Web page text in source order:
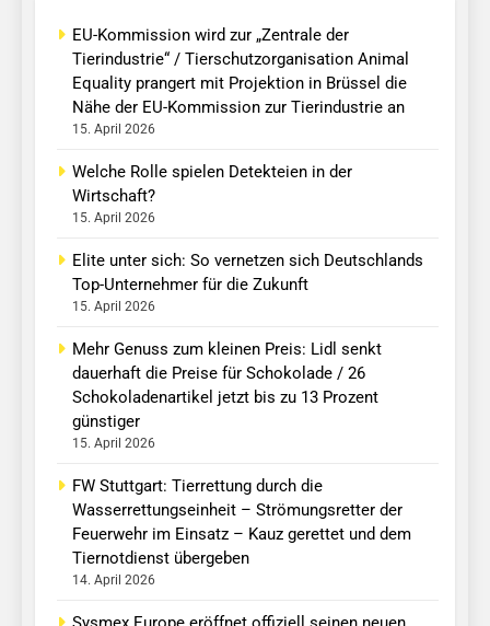
EU-Kommission wird zur „Zentrale der
Tierindustrie“ / Tierschutzorganisation Animal
Equality prangert mit Projektion in Brüssel die
Nähe der EU-Kommission zur Tierindustrie an
15. April 2026
Welche Rolle spielen Detekteien in der
Wirtschaft?
15. April 2026
Elite unter sich: So vernetzen sich Deutschlands
Top-Unternehmer für die Zukunft
15. April 2026
Mehr Genuss zum kleinen Preis: Lidl senkt
dauerhaft die Preise für Schokolade / 26
Schokoladenartikel jetzt bis zu 13 Prozent
günstiger
15. April 2026
FW Stuttgart: Tierrettung durch die
Wasserrettungseinheit – Strömungsretter der
Feuerwehr im Einsatz – Kauz gerettet und dem
Tiernotdienst übergeben
14. April 2026